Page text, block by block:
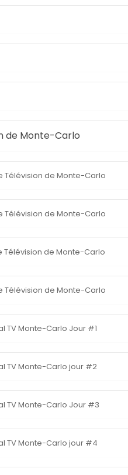
de Monte-Carlo
Télévision de Monte-Carlo
Télévision de Monte-Carlo
Télévision de Monte-Carlo
Télévision de Monte-Carlo
TV Monte-Carlo Jour #1
TV Monte-Carlo jour #2
TV Monte-Carlo Jour #3
TV Monte-Carlo jour #4